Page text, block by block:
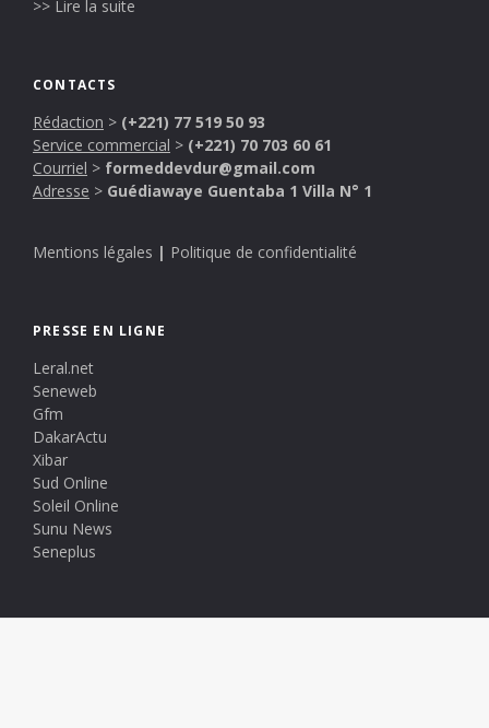
>> Lire la suite
CONTACTS
Rédaction > (+221) 77 519 50 93
Service commercial > (+221) 70 703 60 61
Courriel > formeddevdur@gmail.com
Adresse > Guédiawaye Guentaba 1 Villa N° 1
Mentions légales | Politique de confidentialité
PRESSE EN LIGNE
Leral.net
Seneweb
Gfm
DakarActu
Xibar
Sud Online
Soleil Online
Sunu News
Seneplus